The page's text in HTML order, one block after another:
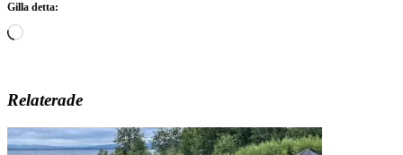
Gilla detta:
Laddar
Relaterade